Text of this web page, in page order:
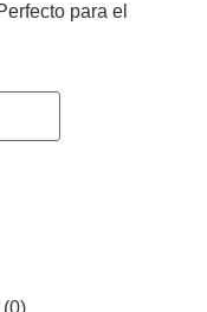
para el
(0)